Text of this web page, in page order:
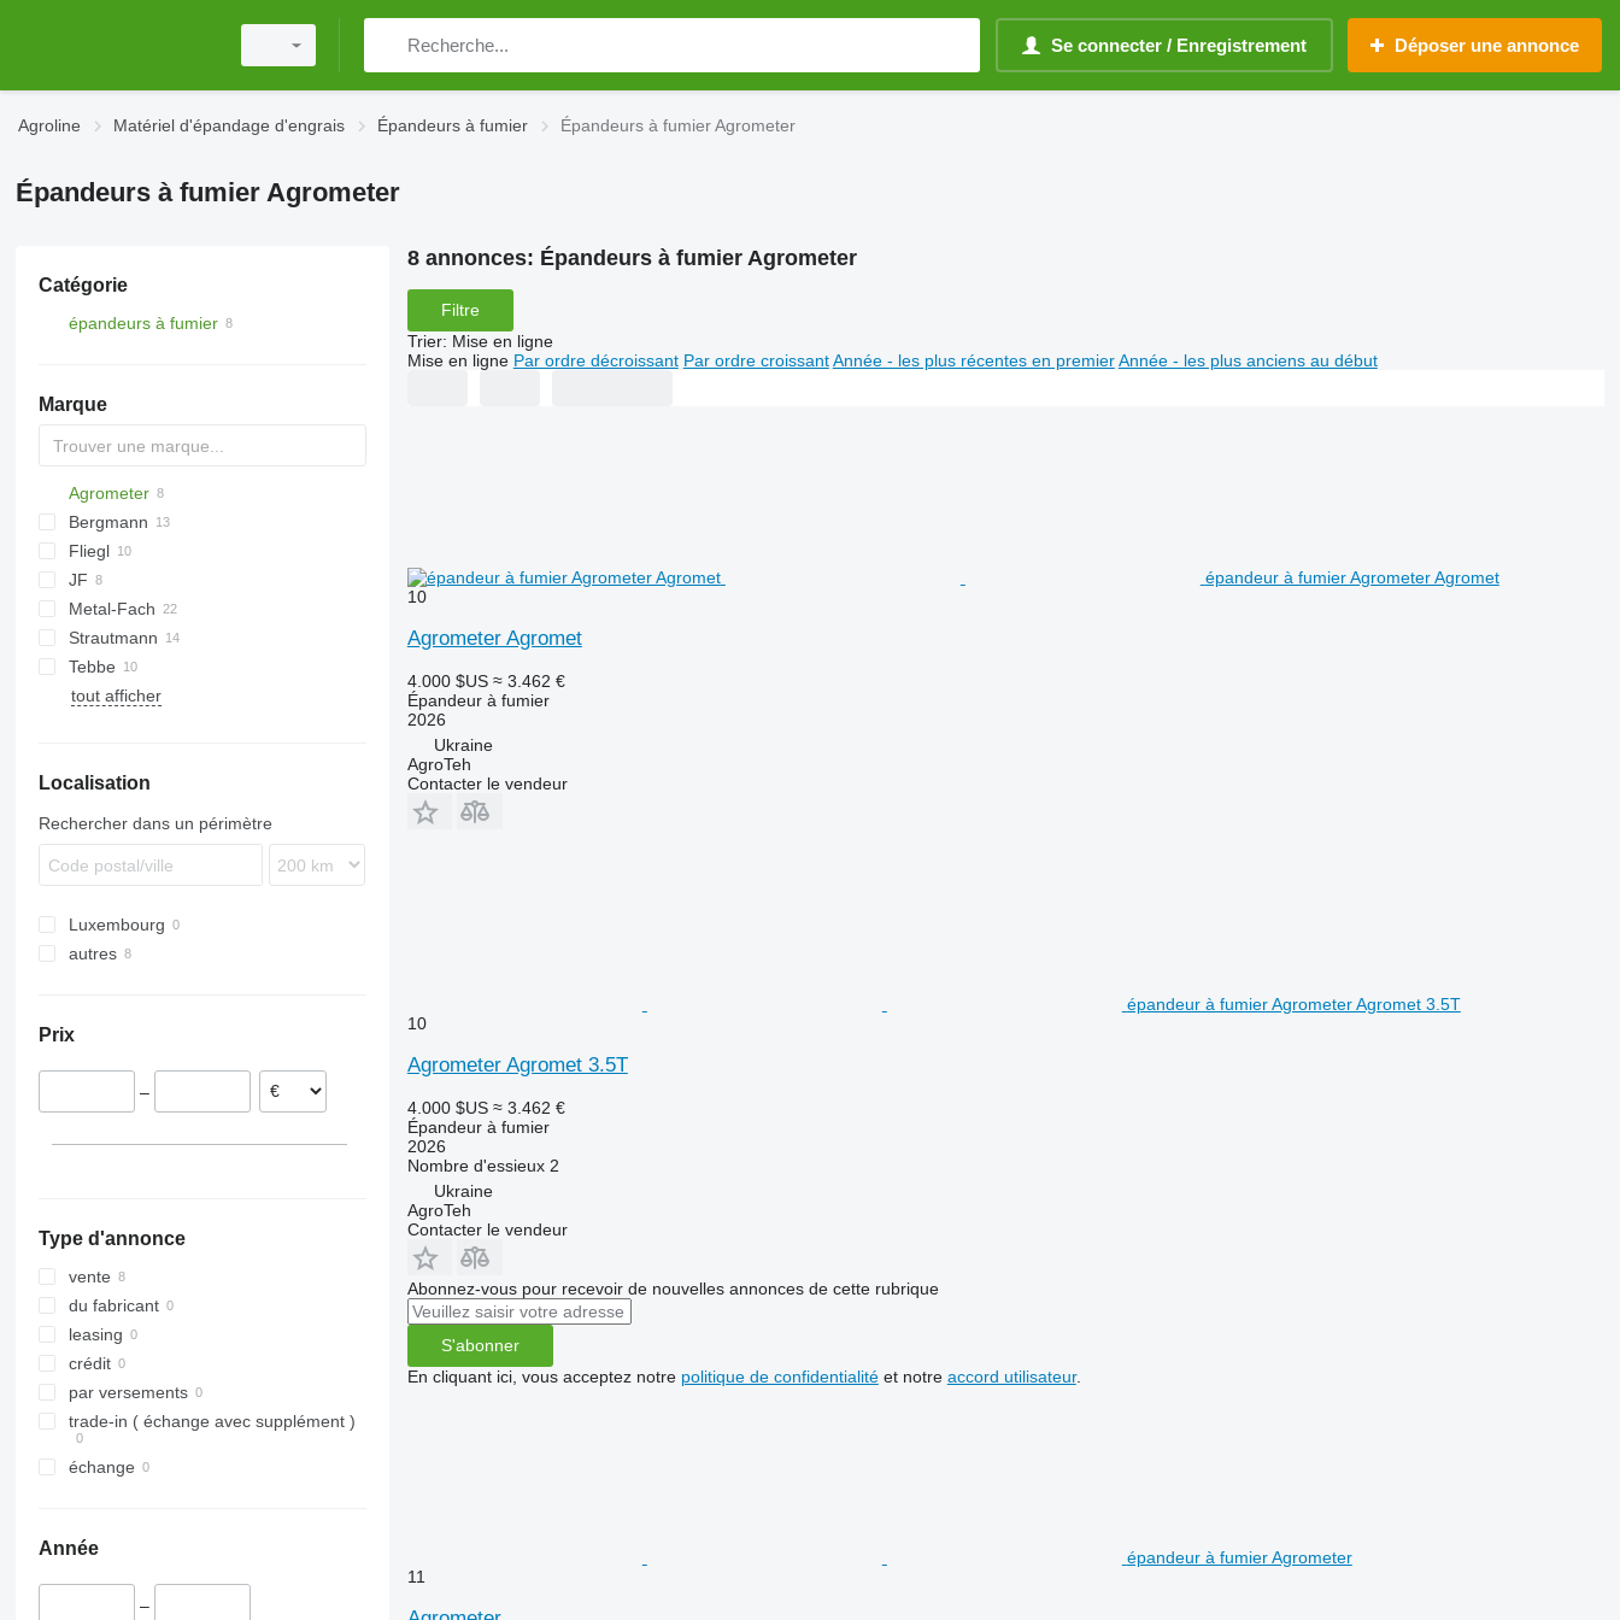
Se connecter / Enregistrement Déposer une annonce
Agroline Matériel d'épandage d'engrais Épandeurs à fumier Épandeurs à fumier Agrometer
Épandeurs à fumier Agrometer
Catégorie
épandeurs à fumier
Marque
Agrometer
HTS
Bergmann
TSW
E
EV
FORTIS
Fliegl
ASW
T series
Terra
JF
Komfort
UN
Metal-Fach
OL
N262
Flex
PG
SP
Strautmann
Magnon
Tebbe
DS
TYTAN
MKE
tout afficher
Localisation
Rechercher dans un périmètre
Luxembourg
autres
Prix
–
Type d'annonce
vente
du fabricant
leasing
crédit
par versements
trade-in ( échange avec supplément )
échange
Année
–
8 annonces: Épandeurs à fumier Agrometer
Filtre
Trier: Mise en ligne
Mise en ligne Par ordre décroissant Par ordre croissant Année - les plus récentes en premier Année - les plus anciens au début
épandeur à fumier Agrometer Agromet
10
Agrometer Agromet
4.000 $US ≈ 3.462 €
Épandeur à fumier
2026
Ukraine
AgroTeh
Contacter le vendeur
épandeur à fumier Agrometer Agromet 3.5T
10
Agrometer Agromet 3.5T
4.000 $US ≈ 3.462 €
Épandeur à fumier
2026
Nombre d'essieux 2
Ukraine
AgroTeh
Contacter le vendeur
Abonnez-vous pour recevoir de nouvelles annonces de cette rubrique
S'abonner
En cliquant ici, vous acceptez notre politique de confidentialitéet notre accord utilisateur.
épandeur à fumier Agrometer
11